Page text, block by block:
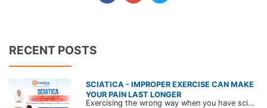
RECENT POSTS
SCIATICA - IMPROPER EXERCISE CAN MAKE
YOUR PAIN LAST LONGER
Exercising the wrong way when you have sciatica can make the pain worse and prolong your recovery. Check out this article from a CarePlus doctor to learn which movements to avoid and gain the right perspective on suitable treatment approaches.